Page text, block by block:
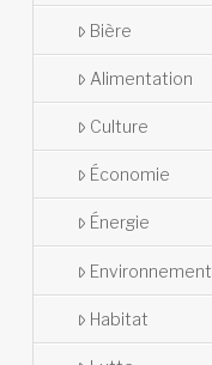
Bière
Alimentation
Culture
Économie
Énergie
Environnement
Habitat